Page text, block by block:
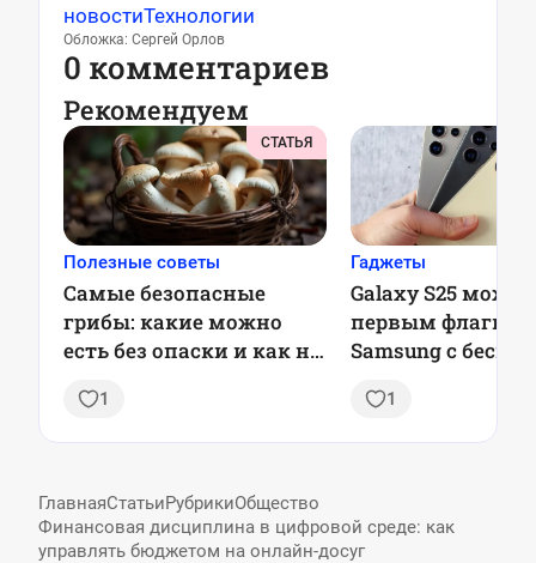
новостиТехнологии
Обложка: Сергей Орлов
0 комментариев
Рекомендуем
СТАТЬЯ
Полезные советы
Самые безопасные
грибы: какие можно
есть без опаски и как не
1
Гаджеты
Galaxy S25 может
первым
Samsung с
1
ГлавнаяСтатьиРубрикиОбщество
Финансовая дисциплина в цифровой среде: как
управлять бюджетом на онлайн-досуг